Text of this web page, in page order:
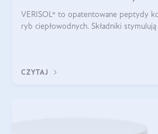
VERISOL® to opatentowane peptydy
ryb ciepłowodnych. Składniki stymulują fibroblasty do
CZYTAJ